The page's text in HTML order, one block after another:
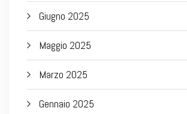
Giugno 2025
Maggio 2025
Marzo 2025
Gennaio 2025